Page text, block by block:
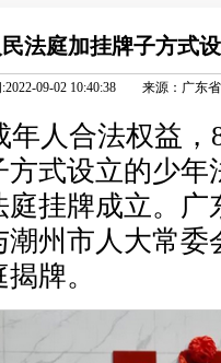
法庭加挂牌子方式
:2022-09-02 10:40:38 来源：广东
年人合法权益
方式设立的少
庭挂牌成立。
潮州市人大常
牌。